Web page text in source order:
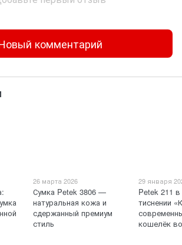
комментарий
26 марта 2026
Сумка Petek 3806 —
натуральная кожа и
сдержанный премиум
стиль
29 января
Petek 211
тиснении
кошелёк